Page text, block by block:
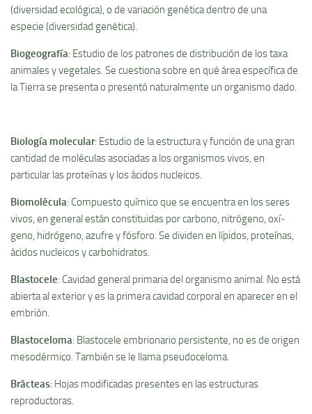
(diversidad ecológica), o de variación genética dentro de una
especie (diversidad genética).
Biogeografí­a: Estudio de los patrones de distribución de los taxa
animales y vegetales. Se cuestiona sobre en qué área especí­fica de
la Tierra se presenta o presentó naturalmente un organismo dado.
Biologí­a molecular: Estudio de la estructura y función de una gran
cantidad de moléculas asociadas a los organismos vivos, en
particular las proteí­nas y los ácidos nucleicos.
Biomolécula: Compuesto quí­mico que se encuentra en los seres
vivos, en general están constituidas por carbono, nitrógeno, oxí­
geno, hidrógeno, azufre y fósforo. Se dividen en lí­pidos, proteí­nas,
ácidos nucleicos y carbohidratos.
Blastocele: Cavidad general primaria del organismo animal. No está
abierta al exterior y es la primera cavidad corporal en aparecer en el
embrión.
Blastoceloma: Blastocele embrionario persistente, no es de origen
mesodérmico. También se le llama pseudoceloma.
Brácteas: Hojas modificadas presentes en las estructuras
reproductoras.